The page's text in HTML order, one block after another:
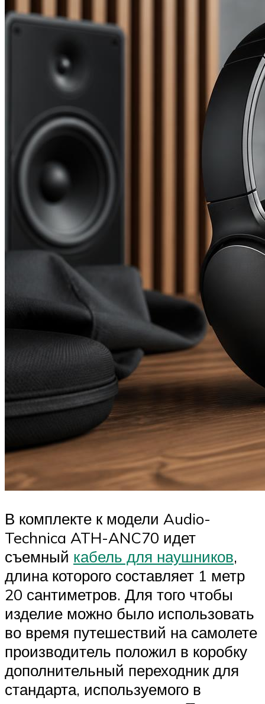
В комплекте к модели Audio-
Technica ATH-ANC70 идет
съемный кабель для наушников,
длина которого составляет 1 метр
20 сантиметров. Для того чтобы
изделие можно было использовать
во время путешествий на самолете
производитель положил в коробку
дополнительный переходник для
стандарта, используемого в